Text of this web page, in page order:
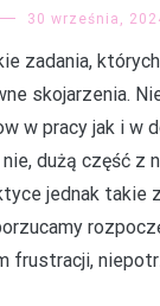
30 września,
zadania,
skojarzenia.
w pracy jak i w
dużą część z
jednak takie
frustracji,